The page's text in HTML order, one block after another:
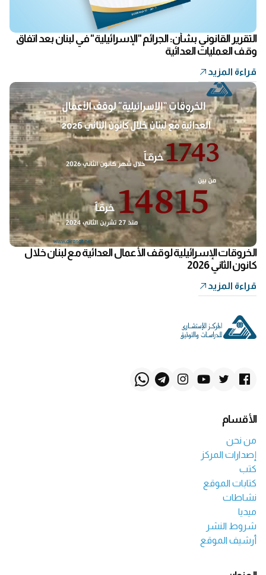
التقرير القانوني بشأن: الجرائم "الإسرائيلية" في لبنان بعد اتفاق
وقف العمليات العدائية
قراءة المزيد
الخروقات الإسرائيلية لوقف الأعمال العدائية مع لبنان خلال
كانون الثاني 2026
قراءة المزيد
الأقسام
من نحن
إصدارات المركز
كتب
كتابات الموقع
نشاطات
ميديا
شروط النشر
أرشيف الموقع